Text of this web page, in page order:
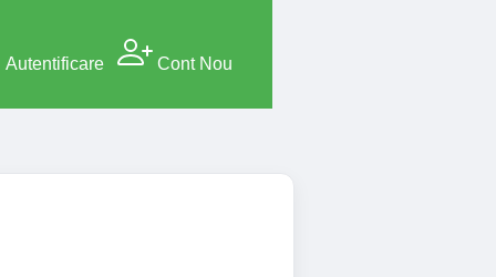
Autentificare Cont Nou